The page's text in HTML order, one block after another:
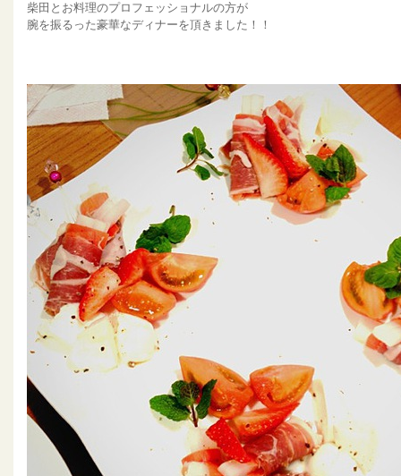
柴田とお料理のプロフェッショナルの方が
腕を振るった豪華なディナーを頂きました！！